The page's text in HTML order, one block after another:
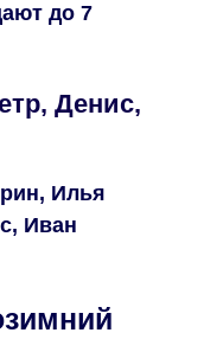
до 7
Денис,
Илья
Иван